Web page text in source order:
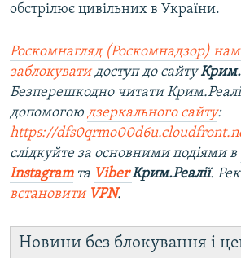
обстрілює цивільних в України.
Роскомнагляд (Роскомнадзор)
заблокуватидоступ до сайту
Безперешкодно читати
допомогою дзеркального сайту:
https://
слідкуйте за основними подіями в
Instagramта ViberКрим.Реалії.
встановити VPN.
Новини без блокування і